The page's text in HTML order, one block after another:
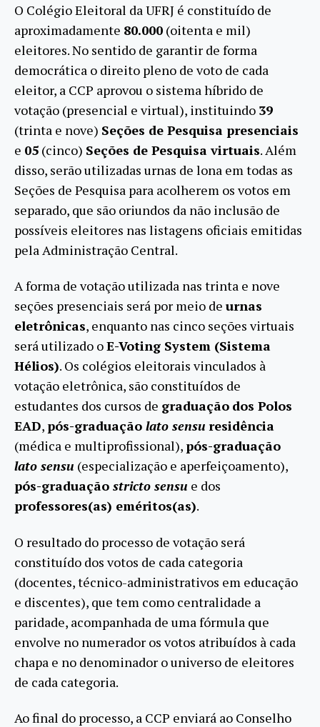
O Colégio Eleitoral da UFRJ é constituído de
aproximadamente 80.000 (oitenta e mil)
eleitores. No sentido de garantir de forma
democrática o direito pleno de voto de cada
eleitor, a CCP aprovou o sistema híbrido de
votação (presencial e virtual), instituindo 39
(trinta e nove) Seções de Pesquisa presenciais
e 05 (cinco) Seções de Pesquisa virtuais. Além
disso, serão utilizadas urnas de lona em todas as
Seções de Pesquisa para acolherem os votos em
separado, que são oriundos da não inclusão de
possíveis eleitores nas listagens oficiais emitidas
pela Administração Central.
A forma de votação utilizada nas trinta e nove
seções presenciais será por meio de urnas
eletrônicas, enquanto nas cinco seções virtuais
será utilizado oE-Voting System (Sistema
Hélios). Os colégios eleitorais vinculados à
votação eletrônica, são constituídos de
estudantes dos cursos de graduação dos Polos
EAD,pós-graduação lato sensu residência
(médica e multiprofissional),pós-graduação
lato sensu (especialização e aperfeiçoamento),
pós-graduação stricto sensu e dos
professores(as) eméritos(as).
O resultado do processo de votação será
constituído dos votos de cada categoria
(docentes, técnico-administrativos em educação
e discentes), que tem como centralidade a
paridade, acompanhada de uma fórmula que
envolve no numerador os votos atribuídos à cada
chapa e no denominador o universo de eleitores
de cada categoria.
Ao final do processo, a CCP enviará ao Conselho